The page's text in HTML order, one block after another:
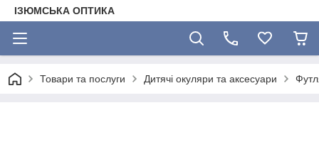
ІЗЮМСЬКА ОПТИКА
Товари та послуги Дитячі окуляри та аксесуари